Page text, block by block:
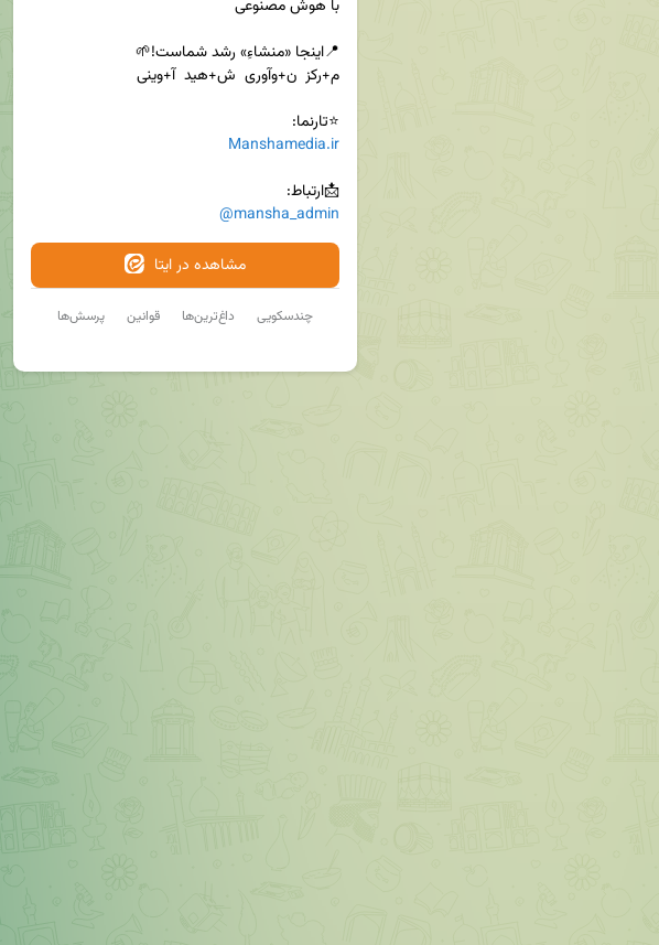
⭐تارنما:
Manshamedia.ir
📩ارتباط:
@mansha_admin
مشاهده در ایتا
پرسش‌ها قوانین داغ‌ترین‌ها چندسکویی